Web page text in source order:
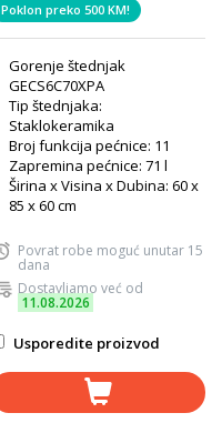
Poklon preko 500 KM!
Gorenje štednjak
GECS6C70XPA
Tip štednjaka:
Staklokeramika
Broj funkcija pećnice: 11
Zapremina pećnice: 71 l
Širina x Visina x Dubina: 60 x
85 x 60 cm
Povrat robe moguć unutar 15
dana
Dostavljamo već od
11.08.2026
Usporedite proizvod